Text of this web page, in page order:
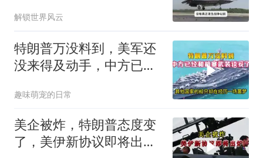
解锁世界风云
特朗普万没料到，美军还
没来得及动手，中方已经
趣味萌宠的日常
美企被炸，特朗普态度变
了，美伊新协议即将出